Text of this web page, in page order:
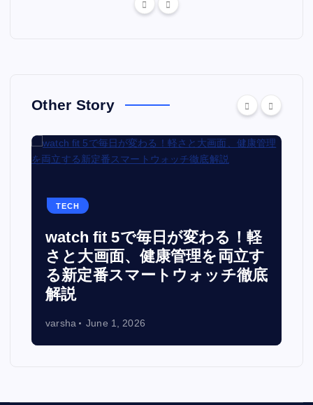
Other Story
TECH
watch fit 5で毎日が変わる！軽
さと大画面、健康管理を両立す
る新定番スマートウォッチ徹底
解説
varsha June 1, 2026